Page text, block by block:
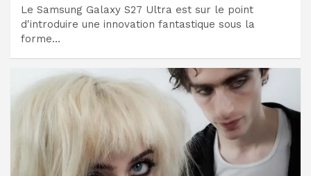
Le Samsung Galaxy S27 Ultra est sur le point
d'introduire une innovation fantastique sous la
forme…